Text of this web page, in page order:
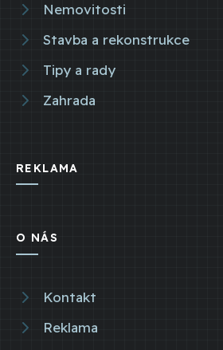
Nemovitosti
Stavba a rekonstrukce
Tipy a rady
Zahrada
REKLAMA
O NÁS
Kontakt
Reklama